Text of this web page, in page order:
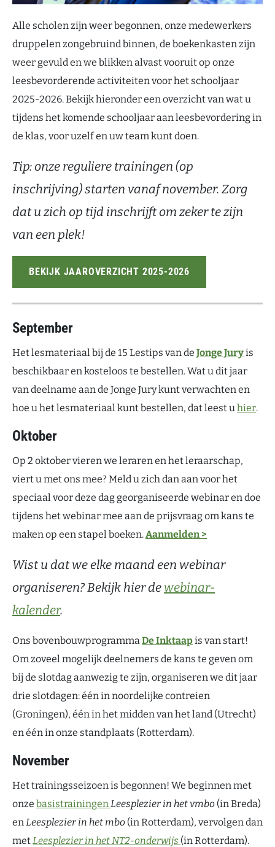
Alle scholen zijn weer begonnen, onze medewerkers
druppelen zongebruind binnen, de boekenkasten zijn
weer gevuld en we blikken alvast vooruit op onze
leesbevorderende activiteiten voor het schooljaar
2025-2026. Bekijk hieronder een overzicht van wat u
tijdens het komende schooljaar aan leesbevordering in
de klas, voor uzelf en uw team kunt doen.
Tip: onze reguliere trainingen (op
inschrijving) starten vanaf november. Zorg
dat u zich op tijd inschrijft om zeker te zijn
van een plek!
BEKIJK JAAROVERZICHT 2025-2026
September
Het lesmateriaal bij de 15 Lestips van de Jonge Juryis
beschikbaar en kosteloos te bestellen. Wat u dit jaar
van deelname aan de Jonge Jury kunt verwachten en
hoe u het lesmateriaal kunt bestellen, dat leest uhier.
Oktober
Op 2 oktober vieren we leraren en het leraarschap,
viert u met ons mee? Meld u zich dan aan voor het
speciaal voor deze dag georganiseerde webinar en doe
tijdens het webinar mee aan de prijsvraag om kans te
maken op een stapel boeken.Aanmelden >
Wist u dat we elke maand een webinar
organiseren? Bekijk hier dewebinar-
kalender.
Ons bovenbouwprogrammaDe Inktaapis van start!
Om zoveel mogelijk deelnemers de kans te geven om
bij de slotdag aanwezig te zijn, organiseren we dit jaar
drie slotdagen: één in noordelijke contreien
(Groningen), één in het midden van het land (Utrecht)
en één in onze standplaats (Rotterdam).
November
Het trainingsseizoen is begonnen! We beginnen met
onze basistrainingenLeesplezier in het vmbo (in Breda)
enLeesplezier in het mbo (in Rotterdam), vervolgen dan
metLeesplezier in het NT2-onderwijs (in Rotterdam).